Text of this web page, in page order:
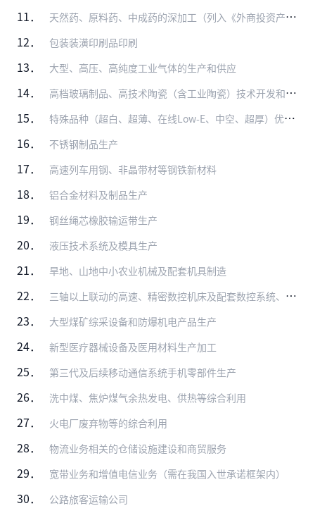
11． 天然药、原料药、中成药的深加工（列入《外商投资产业指导目录》限制类、禁止类的除外）
12． 包装装潢印刷品印刷
13． 大型、高压、高纯度工业气体的生产和供应
14． 高档玻璃制品、高技术陶瓷（含工业陶瓷）技术开发和产品生产
15． 特殊品种（超白、超薄、在线Low-E、中空、超厚）优质浮法玻璃技术开发及深加工
16． 不锈钢制品生产
17． 高速列车用钢、非晶带材等钢铁新材料
18． 铝合金材料及制品生产
19． 钢丝绳芯橡胶输运带生产
20． 液压技术系统及模具生产
21． 旱地、山地中小农业机械及配套机具制造
22． 三轴以上联动的高速、精密数控机床及配套数控系统、伺服电机及驱动装置、功能部件、刀具、量具、量仪及高档磨具磨料生产
23． 大型煤矿综采设备和防爆机电产品生产
24． 新型医疗器械设备及医用材料生产加工
25． 第三代及后续移动通信系统手机零部件生产
26． 洗中煤、焦炉煤气余热发电、供热等综合利用
27． 火电厂废弃物等的综合利用
28． 物流业务相关的仓储设施建设和商贸服务
29． 宽带业务和增值电信业务（需在我国入世承诺框架内）
30． 公路旅客运输公司